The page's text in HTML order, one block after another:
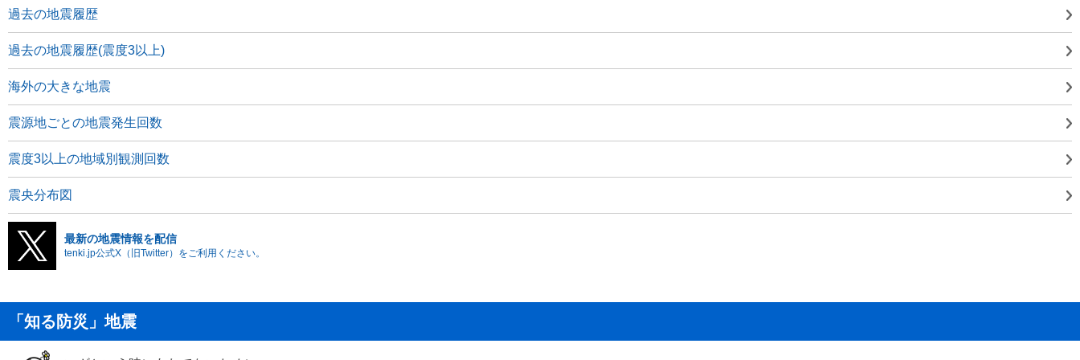
過去の地震履歴
過去の地震履歴(震度3以上)
海外の大きな地震
震源地ごとの地震発生回数
震度3以上の地域別観測回数
震央分布図
最新の地震情報を配信
tenki.jp公式X（旧Twitter）をご利用ください。
「知る防災」地震